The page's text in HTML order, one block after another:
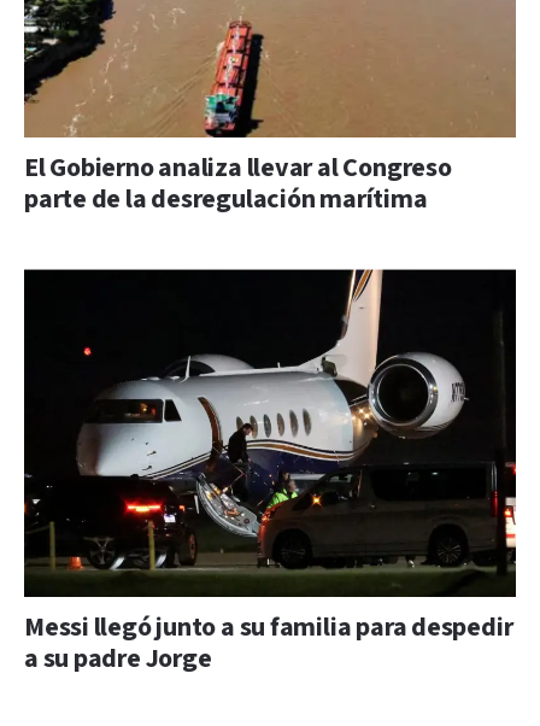
El Gobierno analiza llevar al Congreso
parte de la desregulación marítima
Messi llegó junto a su familia para despedir
a su padre Jorge